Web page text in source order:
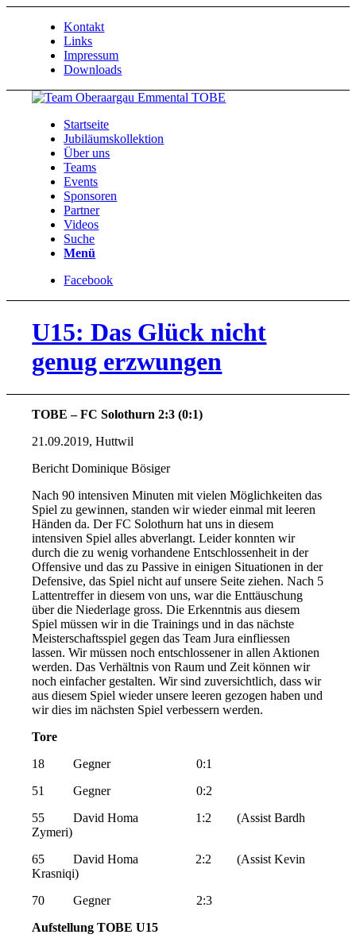
Kontakt
Links
Impressum
Downloads
Startseite
Jubiläumskollektion
Über uns
Teams
Events
Sponsoren
Partner
Videos
Suche
Menü
Facebook
U15: Das Glück nicht
genug erzwungen
TOBE – FC Solothurn 2:3 (0:1)
21.09.2019, Huttwil
Bericht Dominique Bösiger
Nach 90 intensiven Minuten mit vielen Möglichkeiten das
Spiel zu gewinnen, standen wir wieder einmal mit leeren
Händen da. Der FC Solothurn hat uns in diesem
intensiven Spiel alles abverlangt. Leider konnten wir
durch die zu wenig vorhandene Entschlossenheit in der
Offensive und das zu Passive in einigen Situationen in der
Defensive, das Spiel nicht auf unsere Seite ziehen. Nach 5
Lattentreffer in diesem von uns, war die Enttäuschung
über die Niederlage gross. Die Erkenntnis aus diesem
Spiel müssen wir in die Trainings und in das nächste
Meisterschaftsspiel gegen das Team Jura einfliessen
lassen. Wir müssen noch entschlossener in allen Aktionen
werden. Das Verhältnis von Raum und Zeit können wir
noch einfacher gestalten. Wir sind zuversichtlich, dass wir
aus diesem Spiel wieder unsere leeren gezogen haben und
wir dies im nächsten Spiel verbessern werden.
Tore
18 Gegner 0:1
51 Gegner 0:2
55 David Homa 1:2 (Assist Bardh
Zymeri)
65 David Homa 2:2 (Assist Kevin
Krasniqi)
70 Gegner 2:3
Aufstellung TOBE U15